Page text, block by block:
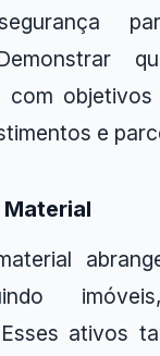
com
e
ativos